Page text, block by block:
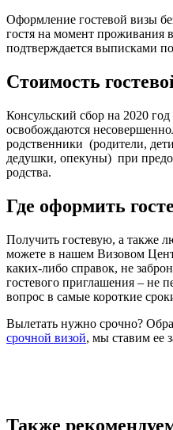
Оформление гостевой визы
гостя на момент проживания
подтверждается выписками
Стоимость
Консульский сбор на 2020
освобождаются
родственники (родители,
дедушки, опекуны) при
родства.
Где оформить
Получить гостевую, а также
можете в нашем Визовом
каких-либо справок, не
гостевого приглашения – не
вопрос в самые короткие
Вылетать нужно срочно?
срочной визой, мы ставим ее
Также